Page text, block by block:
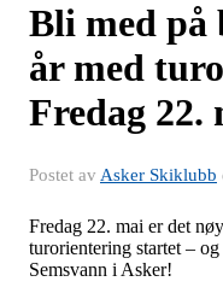
Bli med på
år med
Fredag 22.
Postet av Asker Skiklubb
Fredag 22. mai er det
turorientering startet –
Semsvann i Asker!